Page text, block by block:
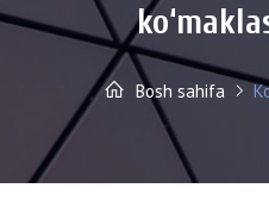
Bosh sahifa